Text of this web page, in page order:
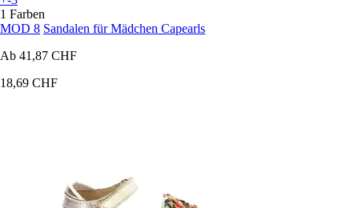
1 Farben
MOD 8 Sandalen für Mädchen Capearls
Ab 41,87 CHF
18,69 CHF